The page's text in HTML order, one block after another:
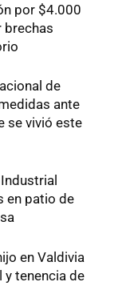
por $4.000
brechas
de
ante
se vivió este
en patio de
en Valdivia
y tenencia de